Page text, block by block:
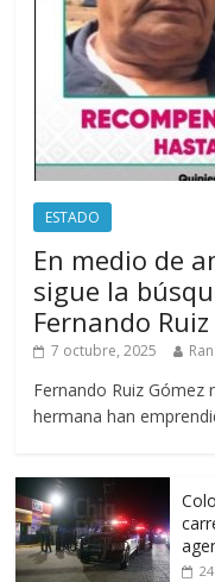
ESTADO
En medio de
sigue la
Fernando Ruiz
7 octubre, 2025
Fernando Ruiz Gómez
hermana han